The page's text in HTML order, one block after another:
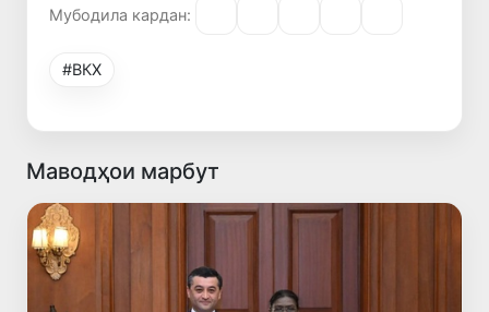
Мубодила кардан:
#ВКХ
Маводҳои марбут